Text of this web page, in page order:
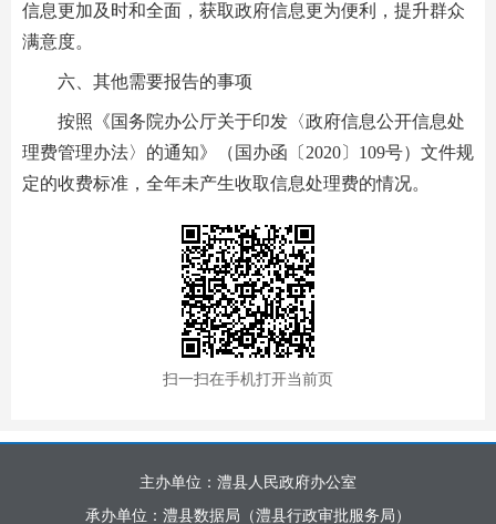
信息更加及时和全面，获取政府信息更为便利，提升群众
满意度。
六、其他需要报告的事项
按照《国务院办公厅关于印发〈政府信息公开信息处
理费管理办法〉的通知》（国办函〔2020〕109号）文件规
定的收费标准，全年未产生收取信息处理费的情况。
扫一扫在手机打开当前页
主办单位：澧县人民政府办公室
承办单位：澧县数据局（澧县行政审批服务局）